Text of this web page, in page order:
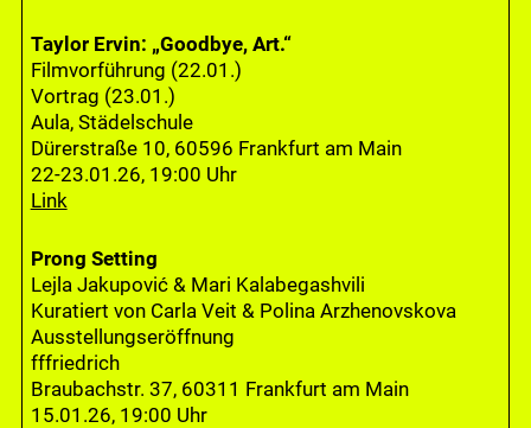
Taylor Ervin: „Goodbye, Art.“
Filmvorführung (22.01.)
Vortrag (23.01.)
Aula, Städelschule
Dürerstraße 10, 60596 Frankfurt am Main
22-23.01.26, 19:00 Uhr
Link
Prong Setting
Lejla Jakupović & Mari Kalabegashvili
Kuratiert von Carla Veit & Polina Arzhenovskova
Ausstellungseröffnung
fffriedrich
Braubachstr. 37, 60311 Frankfurt am Main
15.01.26, 19:00 Uhr